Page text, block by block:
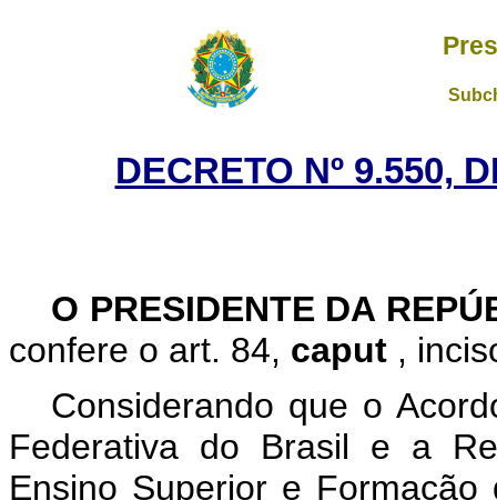
DECRETO Nº 9.550,
O PRESIDENTE DA
confere o art. 84, caput ,
Considerando que o
Federativa do Brasil e a
Ensino Superior e